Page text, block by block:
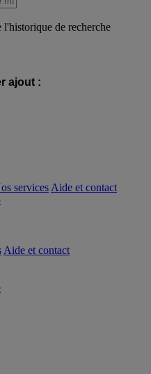
l'historique de recherche
ajout :
services